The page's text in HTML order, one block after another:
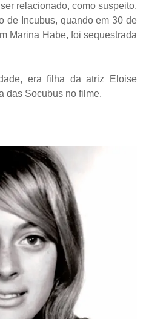
relacionado, como suspeito,
de Incubus, quando em 30 de
Marina Habe, foi sequestrada
era filha da atriz Eloise
das Socubus no filme.